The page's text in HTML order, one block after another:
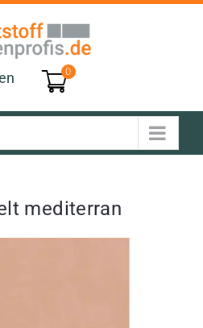
0
mediterran